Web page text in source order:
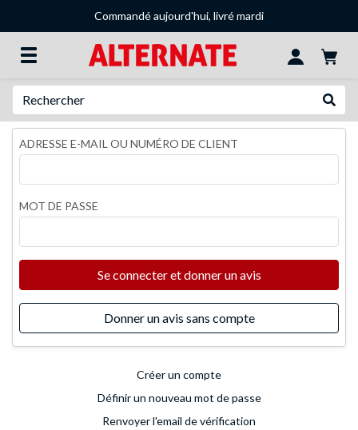
Commandé aujourd'hui, livré mardi
ADRESSE E-MAIL OU NUMÉRO DE CLIENT
MOT DE PASSE
Se connecter et donner un avis
Donner un avis sans compte
Créer un compte
Définir un nouveau mot de passe
Renvoyer l'email de vérification